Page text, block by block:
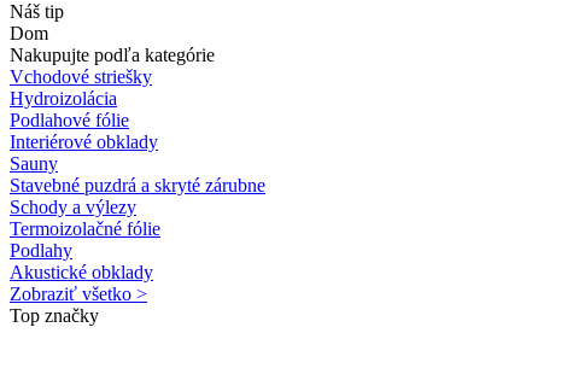
Náš tip
Dom
Nakupujte podľa kategórie
Vchodové striešky
Hydroizolácia
Podlahové fólie
Interiérové obklady
Sauny
Stavebné puzdrá a skryté zárubne
Schody a výlezy
Termoizolačné fólie
Podlahy
Akustické obklady
Zobraziť všetko >
Top značky